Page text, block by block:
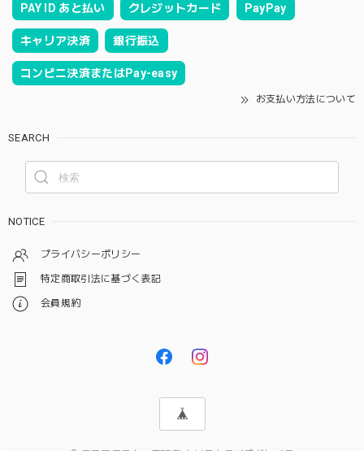
PAY ID あと払い クレジットカード PayPay
キャリア決済 銀行振込
コンビニ決済またはPay-easy
お支払い方法について
SEARCH
NOTICE
プライバシーポリシー
特定商取引法に基づく表記
会員規約